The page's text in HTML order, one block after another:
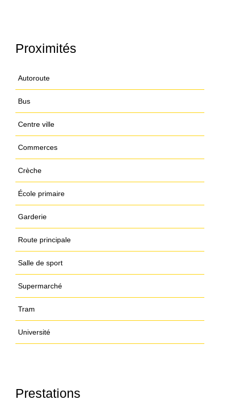
Proximités
Autoroute
Bus
Centre ville
Commerces
Crèche
École primaire
Garderie
Route principale
Salle de sport
Supermarché
Tram
Université
Prestations